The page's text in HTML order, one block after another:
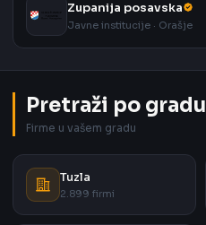
Zupanija posavska
Javne institucije · Orašje
Pretraži po gradu
Firme u vašem gradu
Tuzla
2.899 firmi